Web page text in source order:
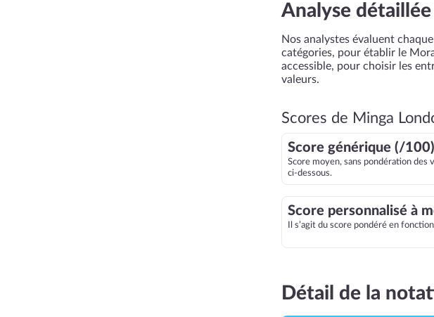
Analyse détaillée
Nos analystes évaluent
catégories, pour établir le
accessible, pour choisir les
valeurs.
Scores de Minga
Score générique (/100)
Score moyen, sans pondération des
ci-dessous.
Score personnalisé à
Il s’agit du score pondéré en
Détail de la